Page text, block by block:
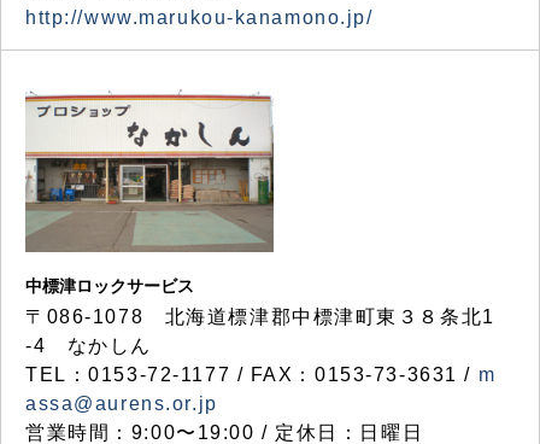
http://www.marukou-kanamono.jp/
中標津ロックサービス
〒086-1078 北海道標津郡中標津町東３８条北1
-4 なかしん
TEL：0153-72-1177 / FAX：0153-73-3631 / m
assa@aurens.or.jp
営業時間：9:00〜19:00 / 定休日：日曜日